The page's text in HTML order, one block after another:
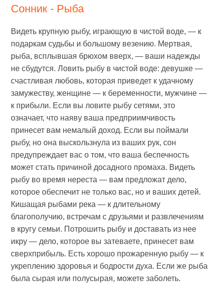
Сонник - Рыба
Видеть крупную рыбу, играющую в чистой воде, — к
подаркам судьбы и большому везению. Мертвая,
рыба, всплывшая брюхом вверх, — ваши надежды
не сбудутся. Ловить рыбу в чистой воде: девушке —
счастливая любовь, которая приведет к удачному
замужеству, женщине — к беременности, мужчине —
к прибыли. Если вы ловите рыбу сетями, это
означает, что наяву ваша предприимчивость
принесет вам немалый доход. Если вы поймали
рыбу, но она выскользнула из ваших рук, сон
предупреждает вас о том, что ваша беспечность
может стать причиной досадного промаха. Видеть
рыбу во время нереста — вам предложат дело,
которое обеспечит не только вас, но и ваших детей.
Кишащая рыбами река — к длительному
благополучию, встречам с друзьями и развлечениям
в кругу семьи. Потрошить рыбу и доставать из нее
икру — дело, которое вы затеваете, принесет вам
сверхприбыль. Есть хорошо прожаренную рыбу — к
укреплению здоровья и бодрости духа. Если же рыба
была сырая или полусырая, можете заболеть.